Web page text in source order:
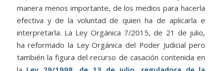
manera menos importante, de los medios para hacerla
efectiva y de la voluntad de quien ha de aplicarla e
interpretarla. La Ley Orgánica 7/2015, de 21 de julio,
ha reformado la Ley Orgánica del Poder Judicial pero
también la figura del recurso de casación contenida en